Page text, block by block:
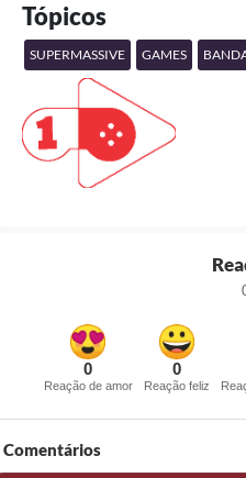
Tópicos
SUPERMASSIVE GAMES
0
Reação de amor
0
Reação feliz
Comentários